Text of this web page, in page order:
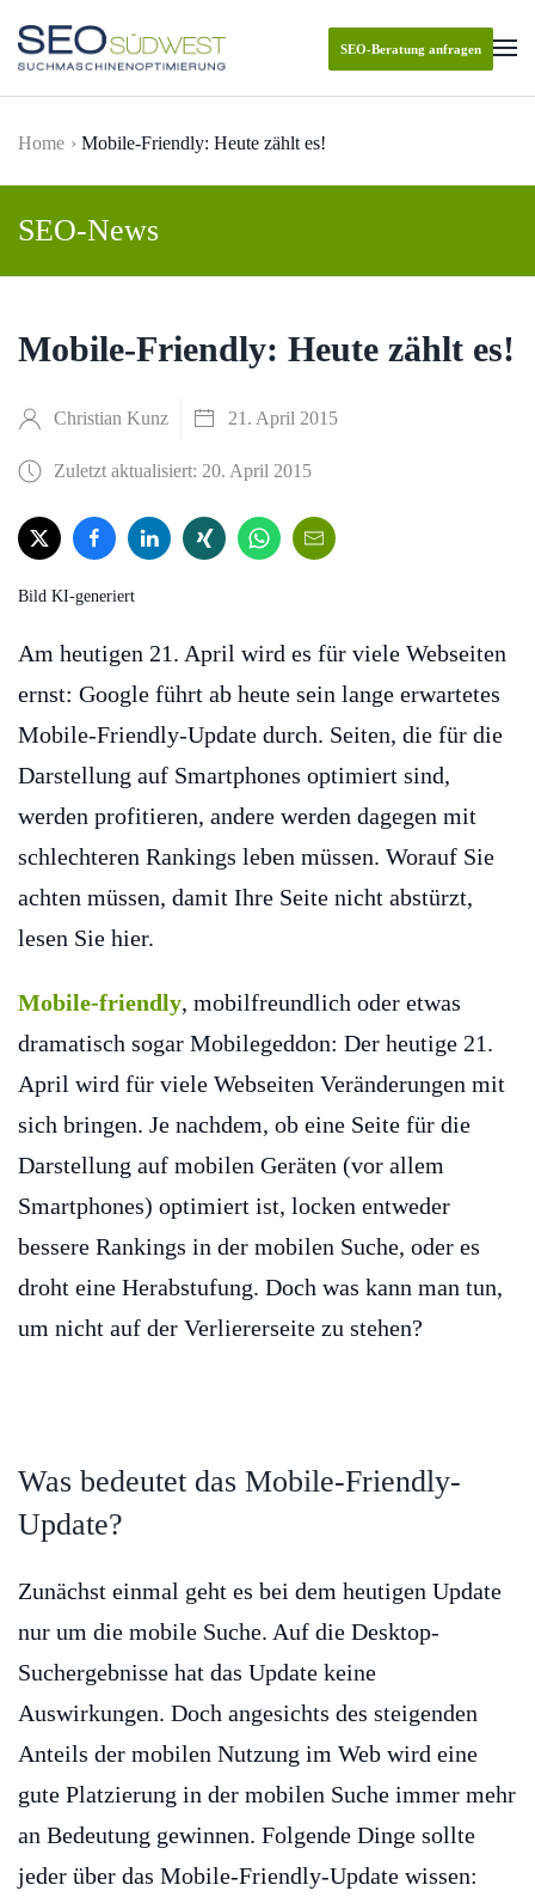
Skip to main content
SEO-Beratung anfragen
Home Mobile-Friendly: Heute zählt es!
SEO-News
Mobile-Friendly: Heute zählt es!
Christian Kunz 21. April 2015
Zuletzt aktualisiert: 20. April 2015
Bild KI-generiert
Am heutigen 21. April wird es für viele Webseiten
ernst: Google führt ab heute sein lange erwartetes
Mobile-Friendly-Update durch. Seiten, die für die
Darstellung auf Smartphones optimiert sind,
werden profitieren, andere werden dagegen mit
schlechteren Rankings leben müssen. Worauf Sie
achten müssen, damit Ihre Seite nicht abstürzt,
lesen Sie hier.
Mobile-friendly, mobilfreundlich oder etwas
dramatisch sogar Mobilegeddon: Der heutige 21.
April wird für viele Webseiten Veränderungen mit
sich bringen. Je nachdem, ob eine Seite für die
Darstellung auf mobilen Geräten (vor allem
Smartphones) optimiert ist, locken entweder
bessere Rankings in der mobilen Suche, oder es
droht eine Herabstufung. Doch was kann man tun,
um nicht auf der Verliererseite zu stehen?
Was bedeutet das Mobile-Friendly-
Update?
Zunächst einmal geht es bei dem heutigen Update
nur um die mobile Suche. Auf die Desktop-
Suchergebnisse hat das Update keine
Auswirkungen. Doch angesichts des steigenden
Anteils der mobilen Nutzung im Web wird eine
gute Platzierung in der mobilen Suche immer mehr
an Bedeutung gewinnen. Folgende Dinge sollte
jeder über das Mobile-Friendly-Update wissen: